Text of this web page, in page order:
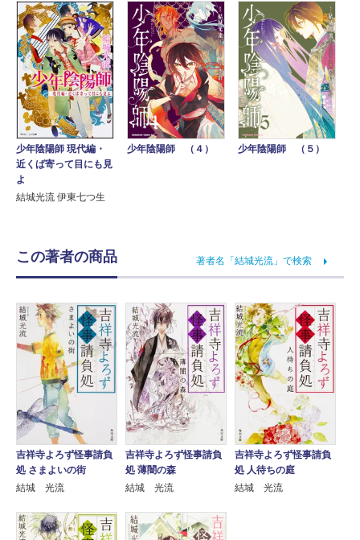
少年陰陽師 現代編・
近くば寄って目にも見
よ
結城光流 伊東七つ生
少年陰陽師 （４） 少年陰陽師 （５）
この著者の商品 著者名「結城光流」で検索
吉祥寺よろず怪事請負
処 さまよいの街
結城 光流
吉祥寺よろず怪事請負
処 薄闇の森
結城 光流
吉祥寺よろず怪事請負
処 人待ちの庭
結城 光流